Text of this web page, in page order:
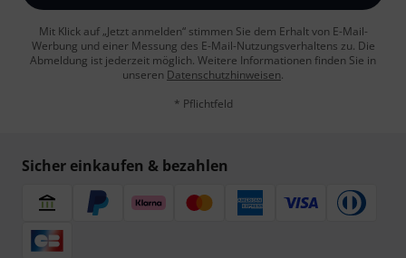
Mit Klick auf „Jetzt anmelden“ stimmen Sie dem Erhalt von E-Mail-
Werbung und einer Messung des E-Mail-Nutzungsverhaltens zu. Die
Abmeldung ist jederzeit möglich. Weitere Informationen finden Sie in
unseren Datenschutzhinweisen.
* Pflichtfeld
Sicher einkaufen & bezahlen